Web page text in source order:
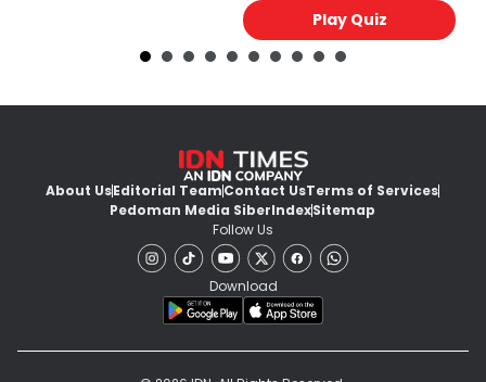
Play Quiz
About UsEditorial TeamContact UsTerms of Services
Pedoman Media SiberIndexSitemap
Follow Us
Download